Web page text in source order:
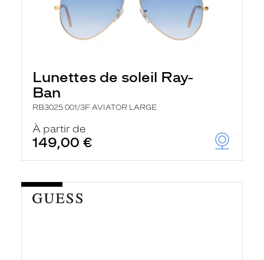
Lunettes de soleil Ray-
Ban
RB3025 001/3F AVIATOR LARGE
À partir de
149,00 €